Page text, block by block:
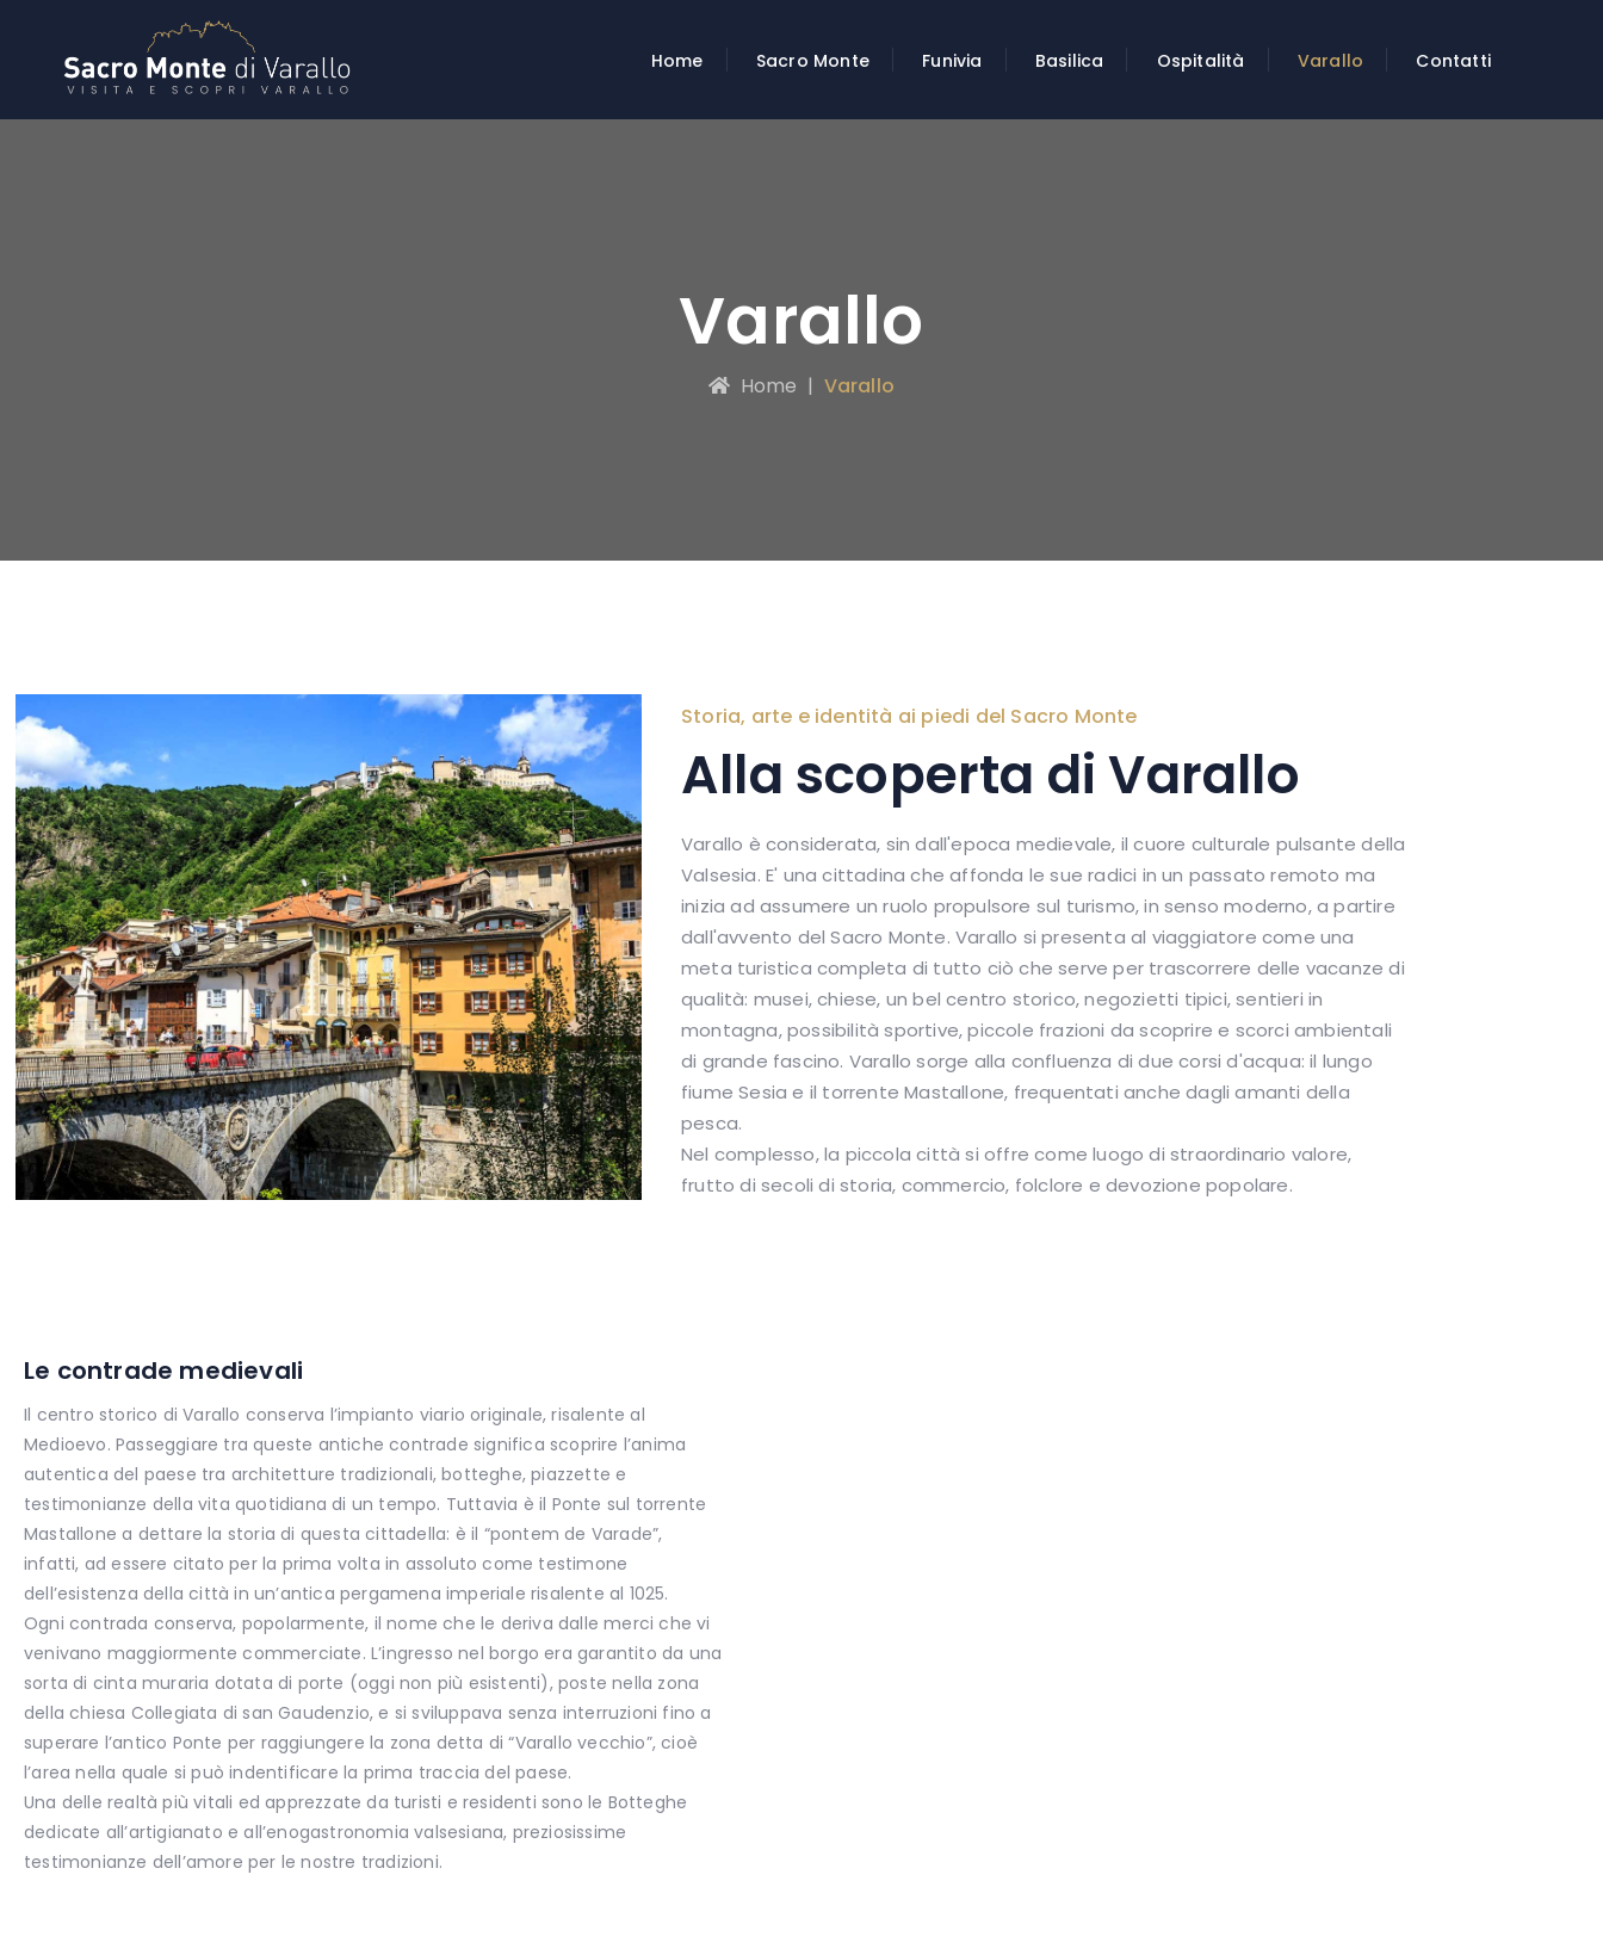
Home Sacro Monte Funivia Basilica Ospitalità Varallo Contatti
Varallo
Home | Varallo
Storia, arte e identità ai piedi del Sacro Monte
Alla scoperta di Varallo
Varallo è considerata, sin dall'epoca medievale, il cuore culturale pulsante della
Valsesia. E' una cittadina che affonda le sue radici in un passato remoto ma
inizia ad assumere un ruolo propulsore sul turismo, in senso moderno, a partire
dall'avvento del Sacro Monte. Varallo si presenta al viaggiatore come una
meta turistica completa di tutto ciò che serve per trascorrere delle vacanze di
qualità: musei, chiese, un bel centro storico, negozietti tipici, sentieri in
montagna, possibilità sportive, piccole frazioni da scoprire e scorci ambientali
di grande fascino. Varallo sorge alla confluenza di due corsi d'acqua: il lungo
fiume Sesia e il torrente Mastallone, frequentati anche dagli amanti della
pesca.
Nel complesso, la piccola città si offre come luogo di straordinario valore,
frutto di secoli di storia, commercio, folclore e devozione popolare.
Le contrade medievali
Il centro storico di Varallo conserva l’impianto viario originale, risalente al
Medioevo. Passeggiare tra queste antiche contrade significa scoprire l’anima
autentica del paese tra architetture tradizionali, botteghe, piazzette e
testimonianze della vita quotidiana di un tempo. Tuttavia è il Ponte sul torrente
Mastallone a dettare la storia di questa cittadella: è il “pontem de Varade”,
infatti, ad essere citato per la prima volta in assoluto come testimone
dell’esistenza della città in un’antica pergamena imperiale risalente al 1025.
Ogni contrada conserva, popolarmente, il nome che le deriva dalle merci che vi
venivano maggiormente commerciate. L’ingresso nel borgo era garantito da una
sorta di cinta muraria dotata di porte (oggi non più esistenti), poste nella zona
della chiesa Collegiata di san Gaudenzio, e si sviluppava senza interruzioni fino a
superare l’antico Ponte per raggiungere la zona detta di “Varallo vecchio”, cioè
l’area nella quale si può indentificare la prima traccia del paese.
Una delle realtà più vitali ed apprezzate da turisti e residenti sono le Botteghe
dedicate all’artigianato e all’enogastronomia valsesiana, preziosissime
testimonianze dell’amore per le nostre tradizioni.